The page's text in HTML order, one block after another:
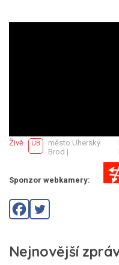
Živě UB
město Uherský
Brod |
Sponzor webkamery:
Nejnovější